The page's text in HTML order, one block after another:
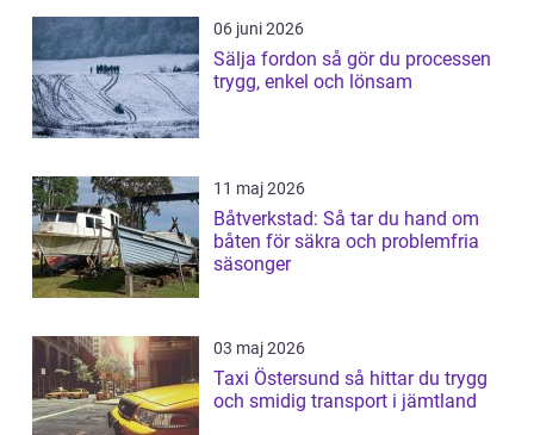
06 juni 2026
Sälja fordon så gör du processen
trygg, enkel och lönsam
11 maj 2026
Båtverkstad: Så tar du hand om
båten för säkra och problemfria
säsonger
03 maj 2026
Taxi Östersund så hittar du trygg
och smidig transport i jämtland